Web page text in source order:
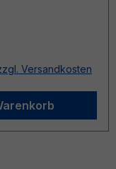
Versandkosten